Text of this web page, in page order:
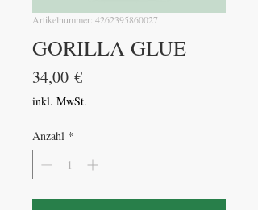
Artikelnummer: 4262395860027
GORILLA GLUE
34,00 €Preis
inkl. MwSt.
Anzahl *